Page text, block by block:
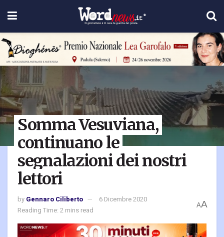
Somma Vesuviana,
continuano le
segnalazioni dei nostri
lettori
by Gennaro Ciliberto
6 Dicembre 2020
Reading Time: 2 mins read
AA